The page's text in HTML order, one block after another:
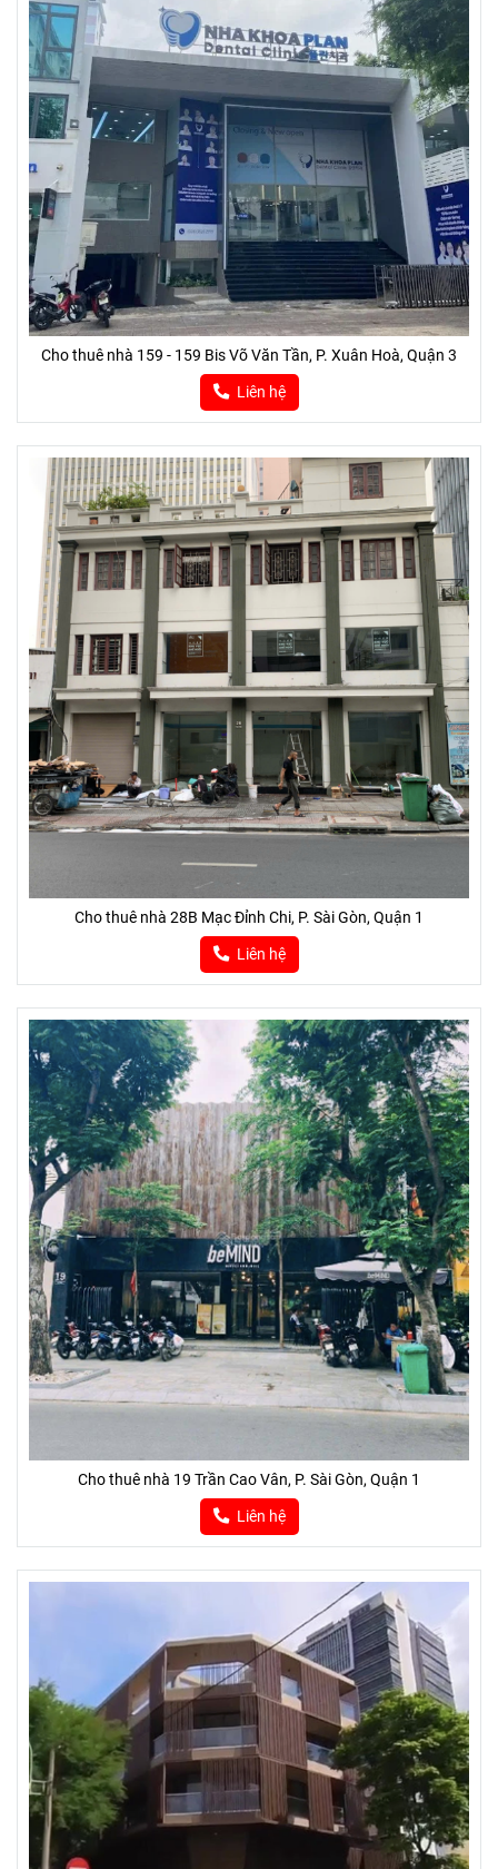
Cho thuê nhà 159 - 159 Bis Võ Văn Tần, P. Xuân Hoà, Quận 3
Liên hệ
Cho thuê nhà 28B Mạc Đỉnh Chi, P. Sài Gòn, Quận 1
Liên hệ
Cho thuê nhà 19 Trần Cao Vân, P. Sài Gòn, Quận 1
Liên hệ